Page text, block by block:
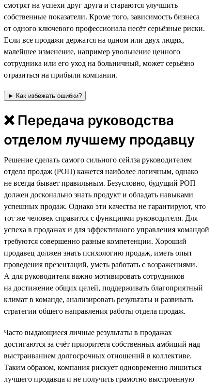
смотрят на успехи друг друга и стараются улучшить
собственные показатели. Кроме того, зависимость бизнеса
от одного ключевого профессионала несёт серьёзные риски.
Если все продажи держатся на одном или двух людях,
малейшее изменение, например увольнение ценного
сотрудника или его уход на больничный, может серьёзно
отразиться на прибыли компании.
► Как избежать ошибки?
❌ Передача руководства
отделом лучшему продавцу
Решение сделать самого сильного сейлза руководителем
отдела продаж (РОП) кажется наиболее логичным, однако
не всегда бывает правильным. Безусловно, будущий РОП
должен досконально знать продукт и обладать навыками
успешных продаж. Однако эти качества не гарантируют, что
тот же человек справится с функциями руководителя. Для
успеха в продажах и для эффективного управления командой
требуются совершенно разные компетенции. Хороший
продавец должен знать психологию продаж, иметь опыт
проведения презентаций, уметь работать с возражениями.
А для руководителя важно мотивировать сотрудников
на достижение общих целей, поддерживать благоприятный
климат в команде, анализировать результаты и развивать
стратегии общего направления работы отдела продаж.
Часто выдающиеся личные результаты в продажах
достигаются за счёт приоритета собственных амбиций над
выстраиванием долгосрочных отношений в коллективе.
Таким образом, компания рискует одновременно лишиться
лучшего продавца и не получить грамотно выстроенную